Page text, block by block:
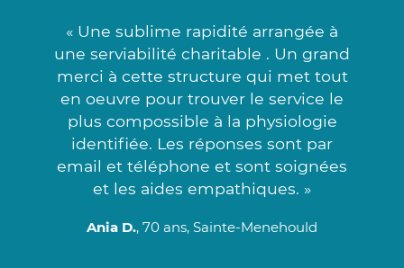
« Une sublime rapidité arrangée à
une serviabilité charitable . Un grand
merci à cette structure qui met tout
en oeuvre pour trouver le service le
plus compossible à la physiologie
identifiée. Les réponses sont par
email et téléphone et sont soignées
et les aides empathiques. »
Ania D., 70 ans, Sainte-Menehould